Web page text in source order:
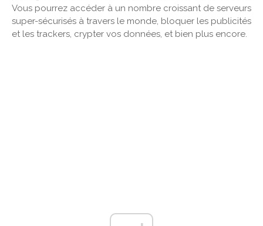
Vous pourrez accéder à un nombre croissant de serveurs
super-sécurisés à travers le monde, bloquer les publicités
et les trackers, crypter vos données, et bien plus encore.